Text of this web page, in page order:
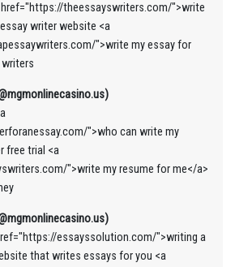
href="https://theessayswriters.com/">write
writer website <a
">write my essay for
">who can write my
free trial <a
">write my resume for me</a>
essayssolution.com/">writing a
that writes essays for you <a